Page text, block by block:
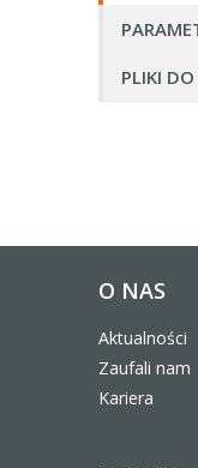
PLIKI
O NAS
Aktualności
Zaufali nam
Kariera